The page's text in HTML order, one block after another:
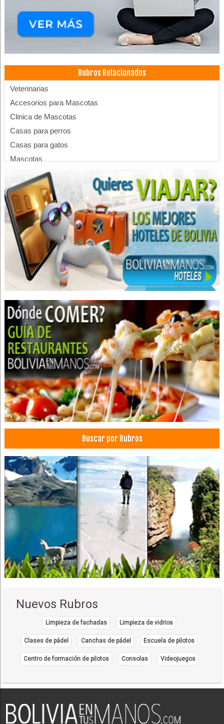
Rubros Relacionados
Veterinarias
Accesorios para Mascotas
Clinica de Mascotas
Casas para perros
Casas para gatos
Mascotas
Médicos Veterinarios
Peluquería para Mascotas
Peluquerías para Animales
Animales
Animales
Venta de Mascotas
Buscar por Rubros
Nuevos Rubros
Limpieza de fachadas Limpieza de vidrios
Clases de pádel Canchas de pádel Escuela de pilotos
Centro de formación de pilotos Consolas Videojuegos